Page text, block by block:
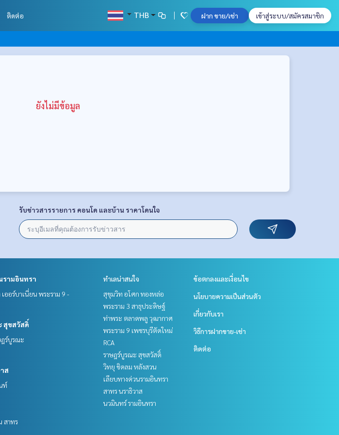
ติดต่อ THB ฝาก ขาย/เช่า เข้าสู่ระบบ/สมัครสมาชิก
ยังไม่มีข้อมูล
รับข่าวสารรายการ คอนโด และบ้าน ราคาโดนใจ
รามอินทรา
เออร์บาเนี่ยน พระราม 9 -
สุขสวัสดิ์
ฎร์บูรณะ
ส
ท์
สาทร
ทำเลน่าสนใจ
สุขุมวิท อโศก ทองหล่อ
พระราม 3 สาธุประดิษฐ์
ท่าพระ ตลาดพลู วุฒากาศ
พระราม 9 เพชรบุรีตัดใหม่
RCA
ราษฎร์บูรณะ สุขสวัสดิ์
วิทยุ ชิดลม หลังสวน
เลียบทางด่วนรามอินทรา
สาทร นราธิวาส
นวมินทร์ รามอินทรา
ข้อตกลงและเงื่อนไข
นโยบายความเป็นส่วนตัว
เกี่ยวกับเรา
วิธีการฝากขาย-เช่า
ติดต่อ